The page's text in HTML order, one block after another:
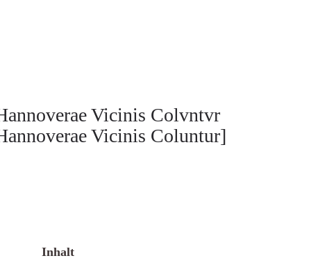
Vicinis Colvntvr
Vicinis Coluntur]
Inhalt